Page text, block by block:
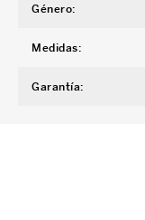
Género:
Medidas:
Garantía: